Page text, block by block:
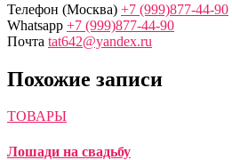
Телефон (Москва) +7 (999)877-44-90
Whatsapp +7 (999)877-44-90
Почта tat642@yandex.ru
Похожие записи
ТОВАРЫ
Лошади на свадьбу